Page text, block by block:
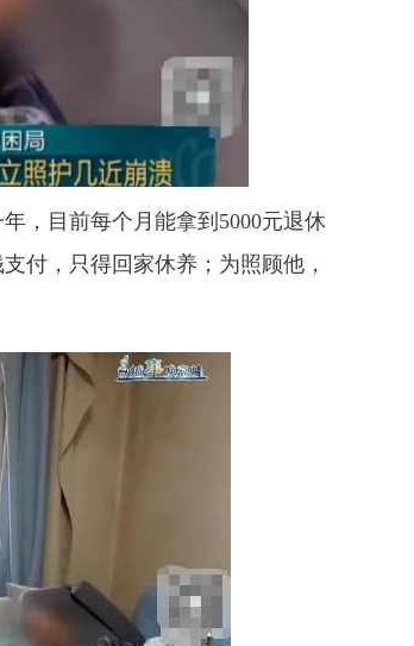
，目前每个月能拿到5000元退休
付，只得回家休养；为照顾他，